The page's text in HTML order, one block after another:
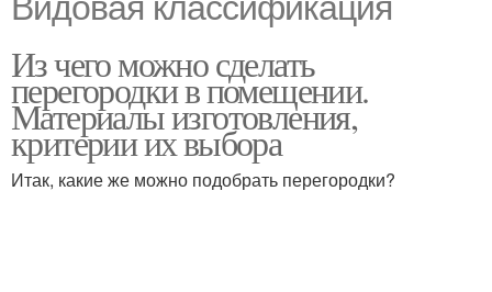
Из чего можно сделать
перегородки в помещении.
Материалы изготовления,
критерии их выбора
Итак, какие же можно подобрать перегородки?